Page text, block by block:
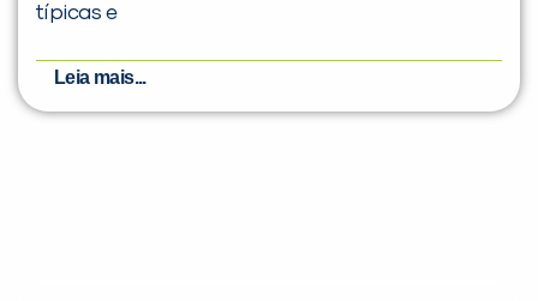
típicas e
Leia mais...